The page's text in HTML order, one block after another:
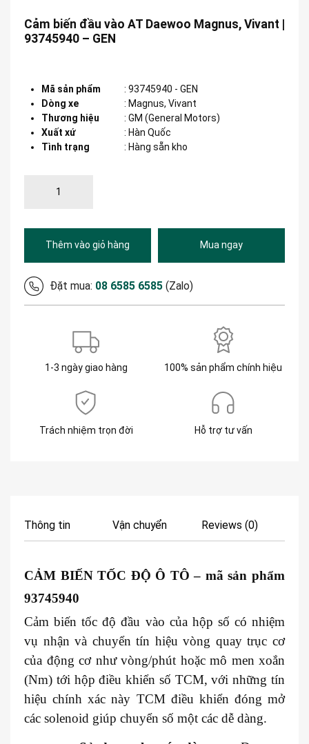
Cảm biến đầu vào AT Daewoo Magnus, Vivant |
93745940 – GEN
Mã sản phẩm : 93745940 - GEN
Dòng xe
: Magnus, Vivant
Thương hiệu
: GM (General Motors)
Xuất xứ
: Hàn Quốc
Tình trạng
: Hàng sẵn kho
Thêm vào giỏ hàng Mua ngay
Đặt mua: 08 6585 6585 (Zalo)
1-3 ngày giao hàng 100% sản phẩm chính hiệu
Trách nhiệm trọn đời Hỗ trợ tư vấn
Thông tin Vận chuyển Reviews (0)
CẢM BIẾN TỐC ĐỘ Ô TÔ– mã sản phẩm
93745940
Cảm biến tốc độ đầu vào của hộp số có nhiệm
vụ nhận và chuyển tín hiệu vòng quay trục cơ
của động cơ như vòng/phút hoặc mô men xoắn
(Nm) tới hộp điều khiển số TCM, với những tín
hiệu chính xác này TCM điều khiển đóng mở
các solenoid giúp chuyển số một các dễ dàng.